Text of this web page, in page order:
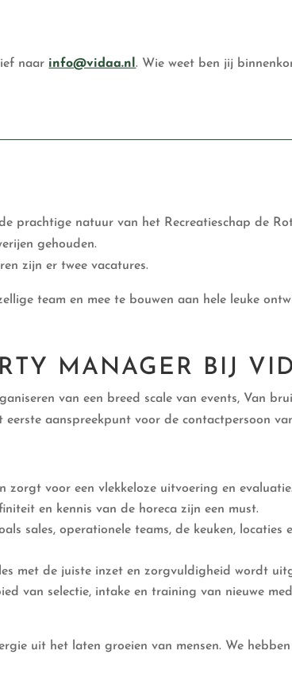
naar info@vidaa.nl. Wie weet ben jij
prachtige natuur van het Recreatieschap de
gehouden.
zijn er twee vacatures.
team en mee te bouwen aan hele leuke
MANAGER BIJ
van een breed scale van events, Van
aanspreekpunt voor de contactpersoon
zorgt voor een vlekkeloze uitvoering en
en kennis van de horeca zijn een must.
sales, operationele teams, de keuken,
met de juiste inzet en zorgvuldigheid wordt
van selectie, intake en training van nieuwe
uit het laten groeien van mensen. We